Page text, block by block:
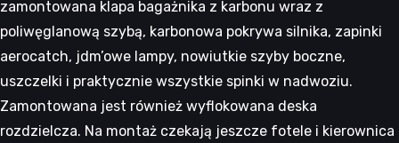
zamontowana klapa bagażnika z karbonu wraz z
poliwęglanową szybą, karbonowa pokrywa silnika, zapinki
aerocatch, jdm’owe lampy, nowiutkie szyby boczne,
uszczelki i praktycznie wszystkie spinki w nadwoziu.
Zamontowana jest również wyflokowana deska
rozdzielcza. Na montaż czekają jeszcze fotele i kierownica